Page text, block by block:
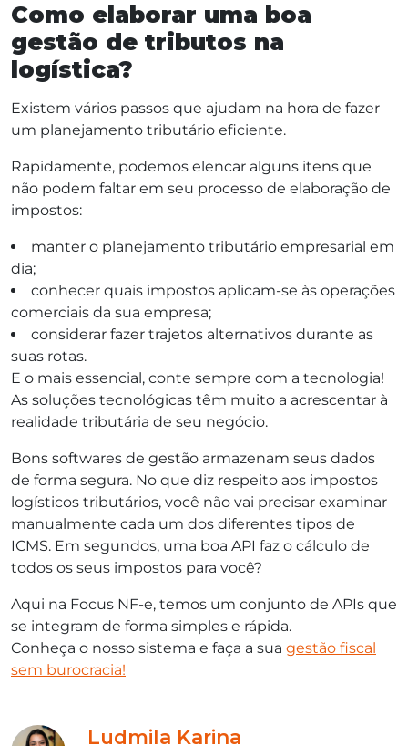
Como elaborar uma boa
gestão de tributos na
logística?
Existem vários passos que ajudam na hora de fazer
um planejamento tributário eficiente.
Rapidamente, podemos elencar alguns itens que
não podem faltar em seu processo de elaboração de
impostos:
manter o planejamento tributário empresarial em
dia;
conhecer quais impostos aplicam-se às operações
comerciais da sua empresa;
considerar fazer trajetos alternativos durante as
suas rotas.
E o mais essencial, conte sempre com a tecnologia!
As soluções tecnológicas têm muito a acrescentar à
realidade tributária de seu negócio.
Bons softwares de gestão armazenam seus dados
de forma segura. No que diz respeito aos impostos
logísticos tributários, você não vai precisar examinar
manualmente cada um dos diferentes tipos de
ICMS. Em segundos, uma boa API faz o cálculo de
todos os seus impostos para você?
Aqui na Focus NF-e, temos um conjunto de APIs que
se integram de forma simples e rápida.
Conheça o nosso sistema e faça a sua gestão fiscal
sem burocracia!
Ludmila Karina